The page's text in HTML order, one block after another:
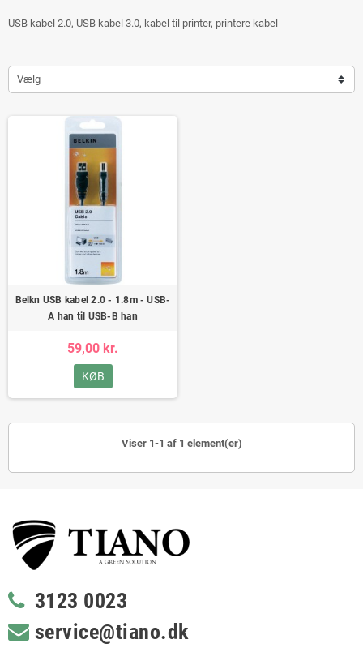
USB kabel 2.0, USB kabel 3.0, kabel til printer, printere kabel
Vælg
Belkn USB kabel 2.0 - 1.8m - USB-
A han til USB-B han
59,00 kr.
KØB
Viser 1-1 af 1 element(er)
3123 0023
service@tiano.dk